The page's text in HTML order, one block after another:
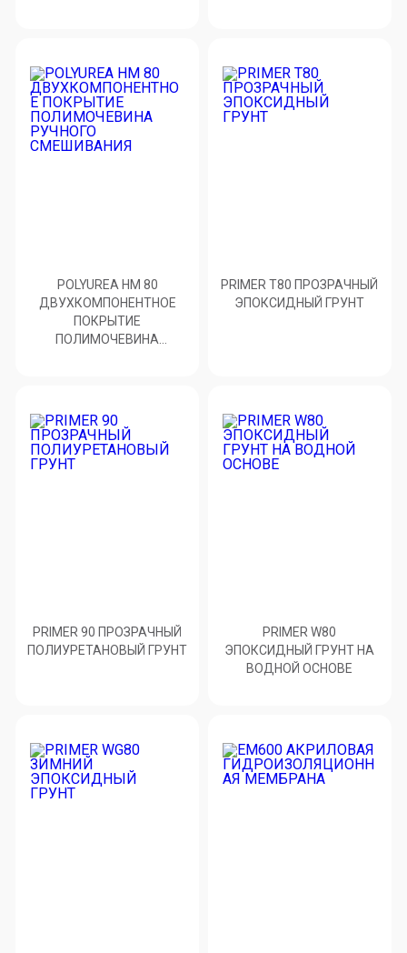
POLYUREA HM 80
ДВУХКОМПОНЕНТНОЕ
ПОКРЫТИЕ
ПОЛИМОЧЕВИНА
PRIMER Т80 ПРОЗРАЧНЫЙ
ЭПОКСИДНЫЙ ГРУНТ
PRIMER 90 ПРОЗРАЧНЫЙ
ПОЛИУРЕТАНОВЫЙ ГРУНТ
PRIMER W80
ЭПОКСИДНЫЙ ГРУНТ НА
ВОДНОЙ ОСНОВЕ